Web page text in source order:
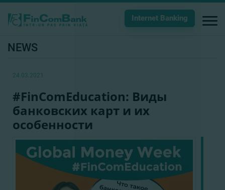
Internet Banking
NEWS
24.03.2021
#FinComEducation: Виды
банковских карт и их
особенности